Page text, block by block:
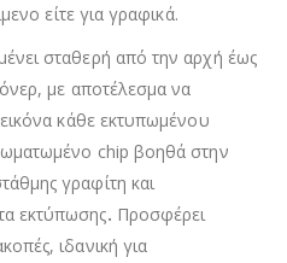
είτε για γραφικά.
σταθερή από την αρχή έως
με αποτέλεσμα να
εικόνα κάθε εκτυπωμένου
chip βοηθά στην
γραφίτη και
εκτύπωσης. Προσφέρει
ιδανική για